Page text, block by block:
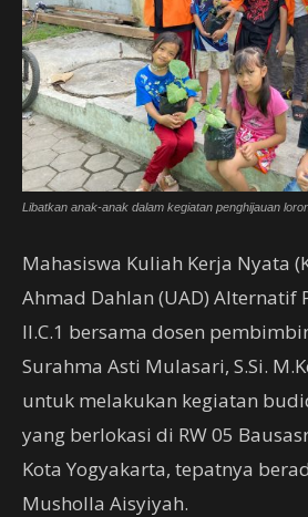
Libatkan anak-anak dalam kegiatan penghijauan
Mahasiswa Kuliah Kerja Nyata
Ahmad Dahlan (UAD) Alternatif
II.C.1 bersama dosen
Surahma Asti Mulasari, S.Si.
untuk melakukan kegiatan
yang berlokasi di RW 05
Kota Yogyakarta, tepatnya
Musholla Aisyiyah.